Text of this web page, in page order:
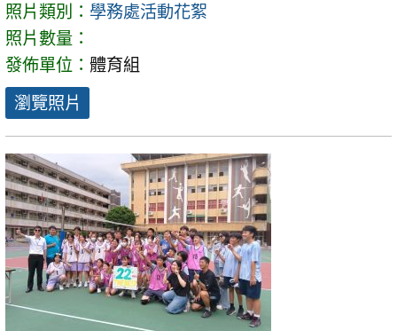
照片類別： 學務處活動花絮
照片數量：
發佈單位： 體育組
瀏覽照片